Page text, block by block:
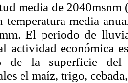
media de 2040msnm (
temperatura media
El periodo de
actividad económica
de la superficie
el maíz, trigo,